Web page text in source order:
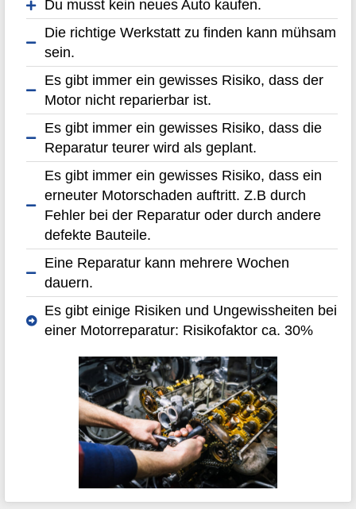
Du musst kein neues Auto kaufen.
Die richtige Werkstatt zu finden kann mühsam
sein.
Es gibt immer ein gewisses Risiko, dass der
Motor nicht reparierbar ist.
Es gibt immer ein gewisses Risiko, dass die
Reparatur teurer wird als geplant.
Es gibt immer ein gewisses Risiko, dass ein
erneuter Motorschaden auftritt. Z.B durch
Fehler bei der Reparatur oder durch andere
defekte Bauteile.
Eine Reparatur kann mehrere Wochen
dauern.
Es gibt einige Risiken und Ungewissheiten bei
einer Motorreparatur: Risikofaktor ca. 30%